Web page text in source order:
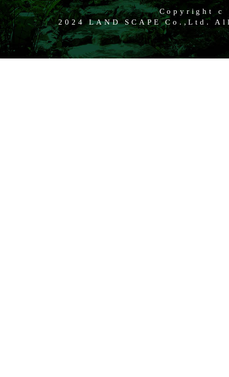
Copyright c
2024 LAND SCAPE Co.,Ltd.